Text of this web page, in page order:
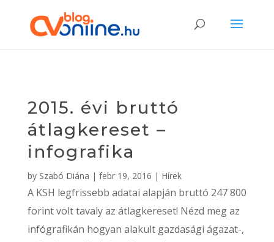
2015. évi bruttó
átlagkereset –
infografika
by Szabó Diána | febr 19, 2016 | Hírek
A KSH legfrissebb adatai alapján bruttó 247 800
forint volt tavaly az átlagkereset! Nézd meg az
infógrafikán hogyan alakult gazdasági ágazat-,